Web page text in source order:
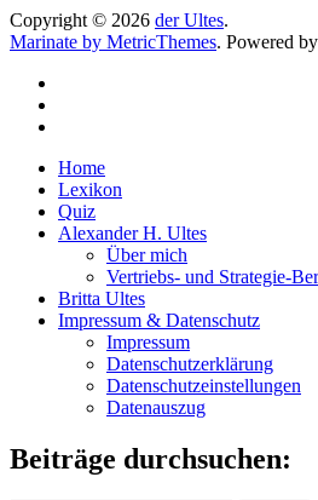
Copyright © 2026 der Ultes.
Marinate by MetricThemes. Powered by
Home
Lexikon
Quiz
Alexander H. Ultes
Über mich
Vertriebs- und Strategie-
Britta Ultes
Impressum & Datenschutz
Impressum
Datenschutzerklärung
Datenschutzeinstellungen
Datenauszug
Beiträge durchsuchen: